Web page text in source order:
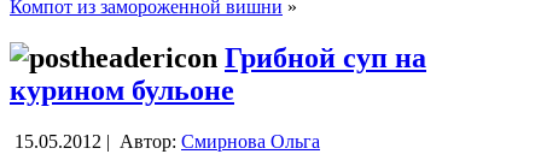
Компот из замороженной вишни »
Грибной суп на
курином бульоне
15.05.2012 | Автор: Смирнова Ольга